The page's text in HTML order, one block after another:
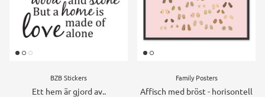
BZB Stickers
Ett hem är gjord av..
Family Posters
Affisch med bröst - horisontell